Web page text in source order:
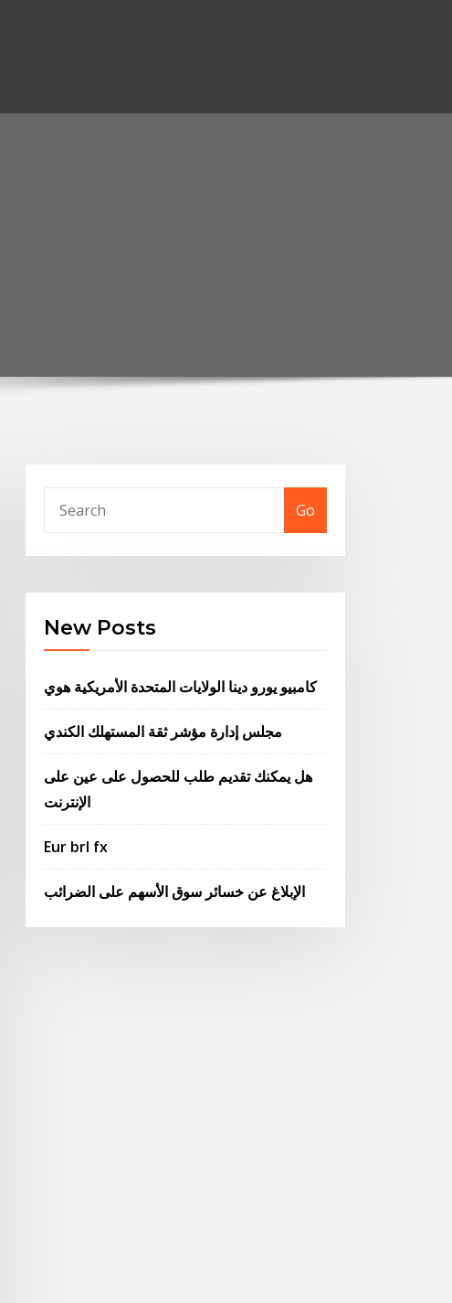
Go
New Posts
كامبيو يورو دينا الولايات المتحدة الأمريكية هوي
مجلس إدارة مؤشر ثقة المستهلك الكندي
هل يمكنك تقديم طلب للحصول على عين على
الإنترنت
Eur brl fx
الإبلاغ عن خسائر سوق الأسهم على الضرائب